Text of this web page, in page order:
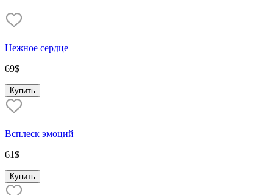
Нежное сердце
69$
Купить
Всплеск эмоций
61$
Купить